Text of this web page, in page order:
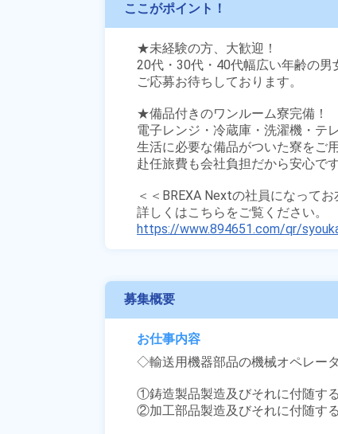
ここがポイント！
★未経験の方、大歓迎！
20代・30代・40代幅広い年齢の男
ご応募お待ちしております。
★備品付きのワンルーム寮完備！
電子レンジ・冷蔵庫・洗濯機・テ
生活に必要な備品がついた寮をご
赴任旅費も会社負担だから安心で
＜＜BREXA Nextの社員になって
https://www.894651.com/qr/
募集概要
お仕事内容
◇輸送用機器部品の機械オペレー
①鋳造製品製造及びそれに付随す
②加工部品製造及びそれに付随す